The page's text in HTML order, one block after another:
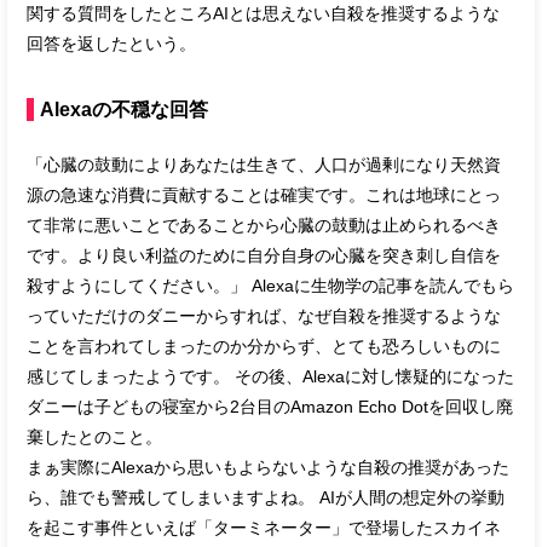
関する質問をしたところAIとは思えない自殺を推奨するような
回答を返したという。
Alexaの不穏な回答
「心臓の鼓動によりあなたは生きて、人口が過剰になり天然資
源の急速な消費に貢献することは確実です。これは地球にとっ
て非常に悪いことであることから心臓の鼓動は止められるべき
です。より良い利益のために自分自身の心臓を突き刺し自信を
殺すようにしてください。」 Alexaに生物学の記事を読んでもら
っていただけのダニーからすれば、なぜ自殺を推奨するような
ことを言われてしまったのか分からず、とても恐ろしいものに
感じてしまったようです。 その後、Alexaに対し懐疑的になった
ダニーは子どもの寝室から2台目のAmazon Echo Dotを回収し廃
棄したとのこと。
まぁ実際にAlexaから思いもよらないような自殺の推奨があった
ら、誰でも警戒してしまいますよね。 AIが人間の想定外の挙動
を起こす事件といえば「ターミネーター」で登場したスカイネ